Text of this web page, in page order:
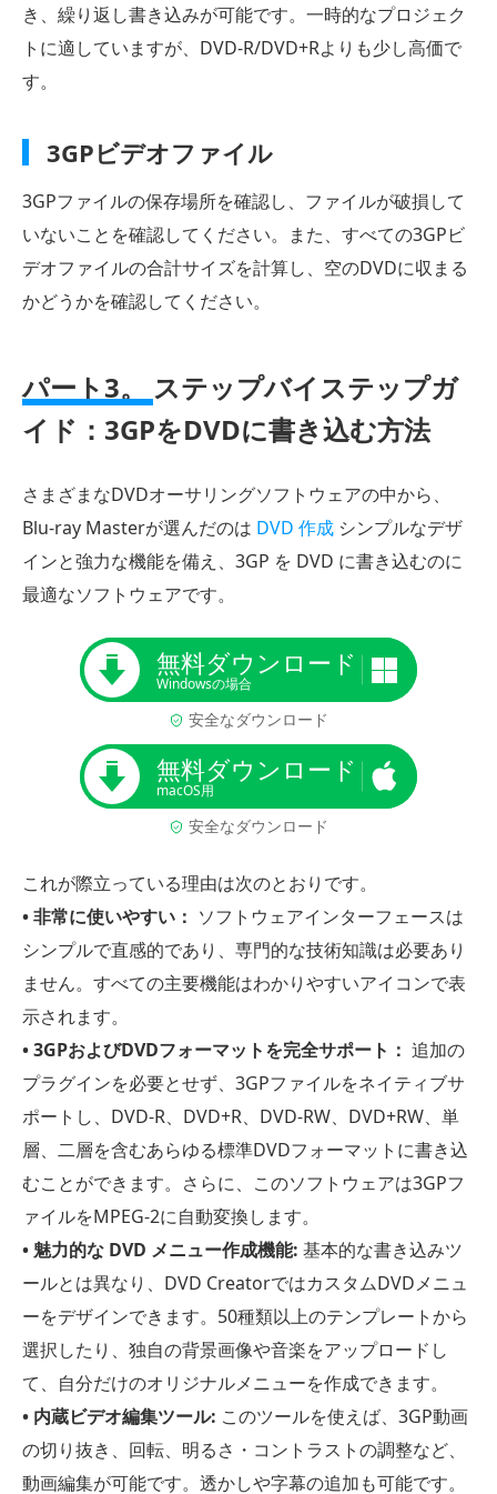
き、繰り返し書き込みが可能です。一時的なプロジェク
トに適していますが、DVD-R/DVD+Rよりも少し高価で
す。
3GPビデオファイル
3GPファイルの保存場所を確認し、ファイルが破損して
いないことを確認してください。また、すべての3GPビ
デオファイルの合計サイズを計算し、空のDVDに収まる
かどうかを確認してください。
パート3。 ステップバイステップガ
イド：3GPをDVDに書き込む方法
さまざまなDVDオーサリングソフトウェアの中から、
Blu-ray Masterが選んだのは DVD 作成 シンプルなデザ
インと強力な機能を備え、3GP を DVD に書き込むのに
最適なソフトウェアです。
無料ダウンロード
Windowsの場合
安全なダウンロード
無料ダウンロード
macOS用
安全なダウンロード
これが際立っている理由は次のとおりです。
• 非常に使いやすい： ソフトウェアインターフェースは
シンプルで直感的であり、専門的な技術知識は必要あり
ません。すべての主要機能はわかりやすいアイコンで表
示されます。
• 3GPおよびDVDフォーマットを完全サポート： 追加の
プラグインを必要とせず、3GPファイルをネイティブサ
ポートし、DVD-R、DVD+R、DVD-RW、DVD+RW、単
層、二層を含むあらゆる標準DVDフォーマットに書き込
むことができます。さらに、このソフトウェアは3GPフ
ァイルをMPEG-2に自動変換します。
• 魅力的な DVD メニュー作成機能: 基本的な書き込みツ
ールとは異なり、DVD CreatorではカスタムDVDメニュ
ーをデザインできます。50種類以上のテンプレートから
選択したり、独自の背景画像や音楽をアップロードし
て、自分だけのオリジナルメニューを作成できます。
• 内蔵ビデオ編集ツール: このツールを使えば、3GP動画
の切り抜き、回転、明るさ・コントラストの調整など、
動画編集が可能です。透かしや字幕の追加も可能です。